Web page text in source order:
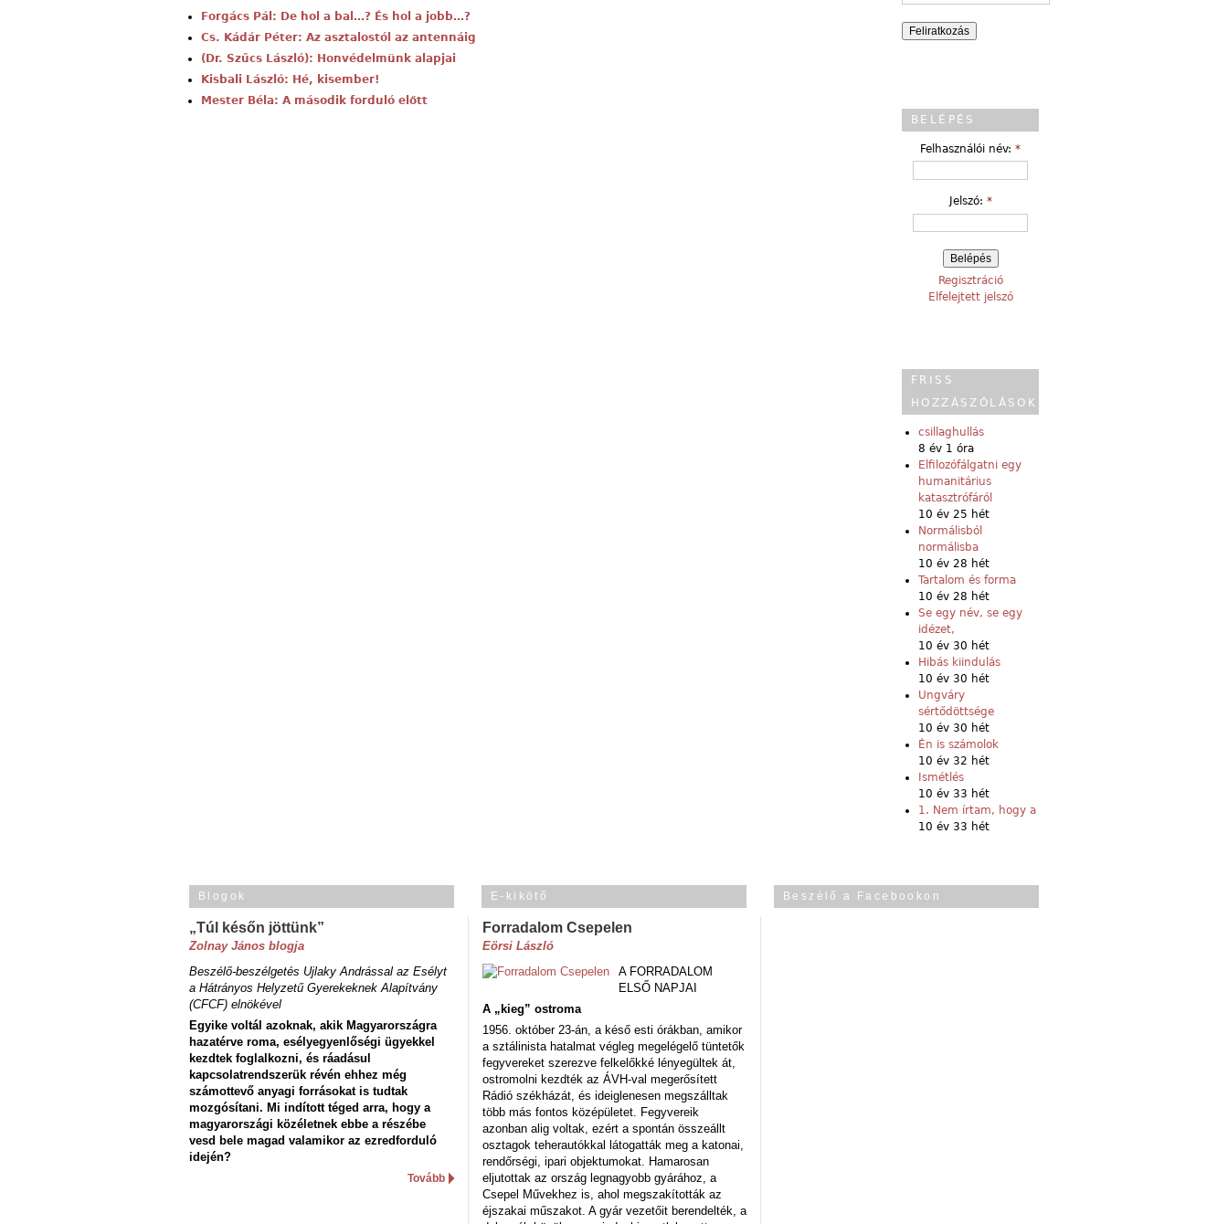
Forgács Pál: De hol a bal…? És hol a jobb…?
Cs. Kádár Péter: Az asztalostól az antennáig
(Dr. Szűcs László): Honvédelmünk alapjai
Kisbali László: Hé, kisember!
Mester Béla: A második forduló előtt
BELÉPÉS
Felhasználói név: *
Jelszó: *
Regisztráció
Elfelejtett jelszó
FRISS
HOZZÁSZÓLÁSOK
csillaghullás
8 év 1 óra
Elfilozófálgatni egy
humanitárius
katasztrófáról
10 év 25 hét
Normálisból
normálisba
10 év 28 hét
Tartalom és forma
10 év 28 hét
Se egy név, se egy
idézet,
10 év 30 hét
Hibás kiindulás
10 év 30 hét
Ungváry
sértődöttsége
10 év 30 hét
Én is számolok
10 év 32 hét
Ismétlés
10 év 33 hét
1. Nem írtam, hogy a
10 év 33 hét
Blogok
„Túl későn jöttünk”
Zolnay János blogja
Beszélő-beszélgetés Ujlaky Andrással az Esélyt
a Hátrányos Helyzetű Gyerekeknek Alapítvány
(CFCF) elnökével
Egyike voltál azoknak, akik Magyarországra
hazatérve roma, esélyegyenlőségi ügyekkel
kezdtek foglalkozni, és ráadásul
kapcsolatrendszerük révén ehhez még
számottevő anyagi forrásokat is tudtak
mozgósítani. Mi indított téged arra, hogy a
magyarországi közéletnek ebbe a részébe
vesd bele magad valamikor az ezredforduló
idején?
Tovább
E-kikötő
Forradalom Csepelen
Eörsi László
A FORRADALOM
ELSŐ NAPJAI
A „kieg” ostroma
1956. október 23-án, a késő esti órákban, amikor
a sztálinista hatalmat végleg megelégelő tüntetők
fegyvereket szerezve felkelőkké lényegültek át,
ostromolni kezdték az ÁVH-val megerősített
Rádió székházát, és ideiglenesen megszálltak
több más fontos középületet. Fegyvereik
azonban alig voltak, ezért a spontán összeállt
osztagok teherautókkal látogatták meg a katonai,
rendőrségi, ipari objektumokat. Hamarosan
eljutottak az ország legnagyobb gyárához, a
Csepel Művekhez is, ahol megszakították az
éjszakai műszakot. A gyár vezetőit berendelték, a
Beszélő a Facebookon